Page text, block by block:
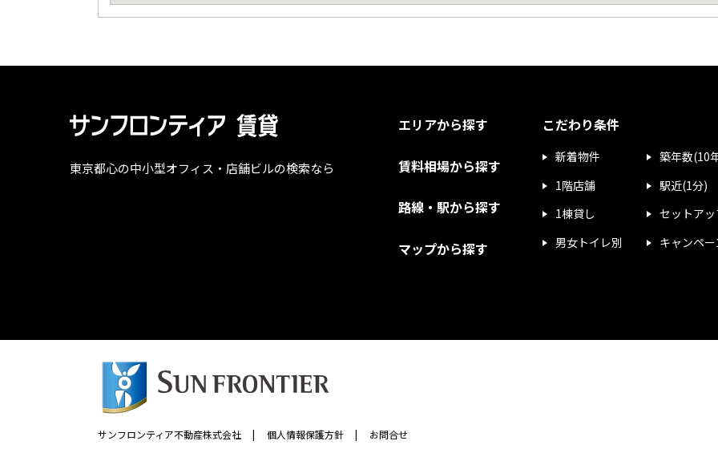
東京都心の中小型オフィス・店舗ビルの検索なら
エリアから探す
賃料相場から探す
路線・駅から探す
マップから探す
こだわり条件
新着物件
築年数(10
1階店舗
駅近(1分)
1棟貸し
セットア
男女トイレ別
キャンペ
サンフロンティア不動産株式会社 | 個人情報保護方針 | お問合せ